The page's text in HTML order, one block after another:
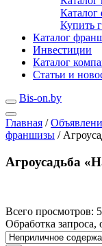
Купить
Каталог
Инвестиции
Каталог
Статьи и
Bis-on.by
Главная /
франшизы /
Агроусадьба
Всего просмотров:
Обработка запроса,